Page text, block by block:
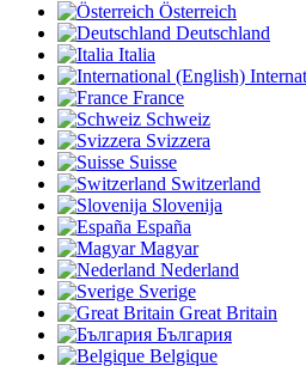
Österreich
Deutschland
Italia
France
Schweiz
Svizzera
Suisse
Switzerland
Slovenija
España
Magyar
Nederland
Sverige
Great Britain
България
Belgique